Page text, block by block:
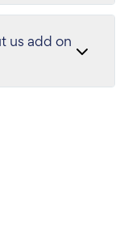
us add on